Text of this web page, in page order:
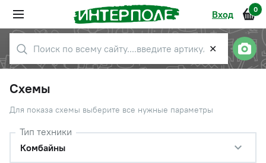
Вход 0
✕
Схемы
Для показа схемы выберите все нужные параметры
Тип техники
Комбайны